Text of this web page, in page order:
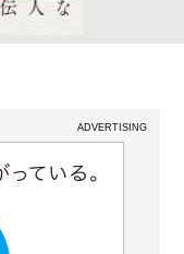
ADVERTISING